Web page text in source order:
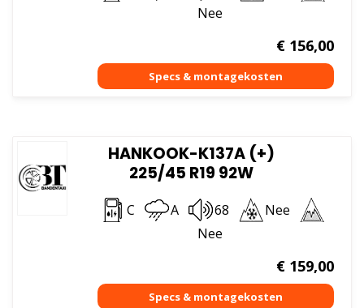
Nee
€156,00
HANKOOK-K137A (+)
225/45 R19 92W
C A 68
Nee
Nee
€159,00